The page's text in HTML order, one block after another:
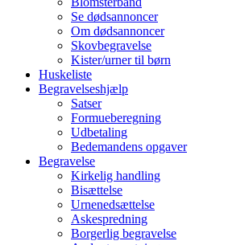
Se dødsannoncer
Om dødsannoncer
Skovbegravelse
Kister/urner til børn
Huskeliste
Begravelseshjælp
Satser
Formueberegning
Udbetaling
Bedemandens opgaver
Begravelse
Kirkelig handling
Bisættelse
Urnenedsættelse
Askespredning
Borgerlig begravelse